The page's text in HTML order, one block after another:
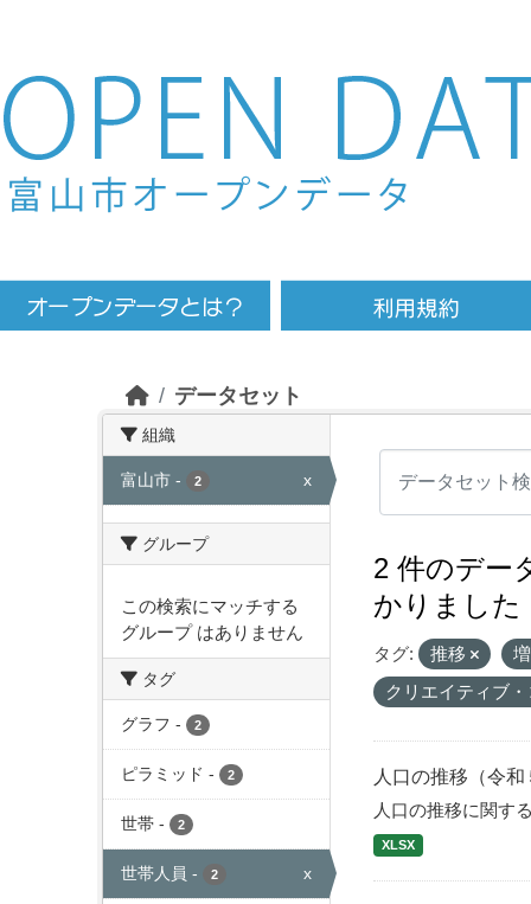
Skip to main content
データセット
組織
富山市 - 2 x
グループ
この検索にマッチする
グループ はありません
タグ
グラフ - 2
ピラミッド - 2
世帯 - 2
世帯人員 - 2 x
2 件のデー
かりました
タグ: 推移
クリエイティブ
人口の推移（令和
人口の推移に関す
XLSX